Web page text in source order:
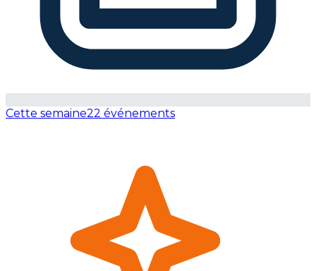
Cette semaine22 événements